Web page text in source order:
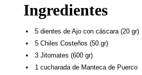
Ingredientes
5 dientes de Ajo con cáscara (20 gr)
5 Chiles Costeños (50 gr)
3 Jitomates (600 gr)
1 cucharada de Manteca de Puerco